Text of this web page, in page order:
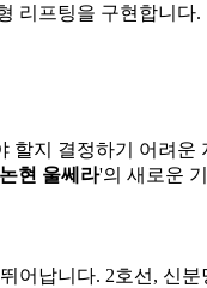
리프팅을 구현합니
지 결정하기 어려
현 울쎄라'의 새로운
납니다. 2호선, 신